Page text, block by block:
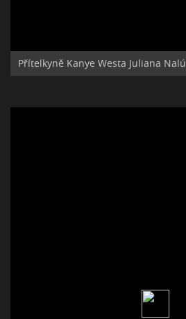
Přítelkyně Kanye Westa Juliana Nalú